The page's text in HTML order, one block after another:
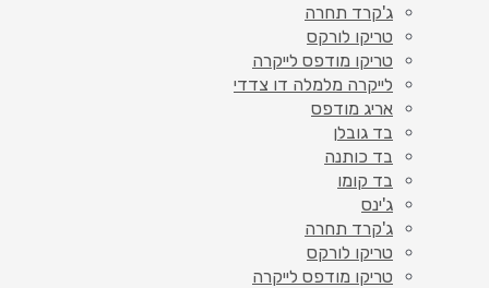
ג'קרד תחרה
טריקו לורקס
טריקו מודפס לייקרה
לייקרה מלמלה דו צדדי
אריג מודפס
בד גובלן
בד כותנה
בד קומו
ג'ינס
ג'קרד תחרה
טריקו לורקס
טריקו מודפס לייקרה